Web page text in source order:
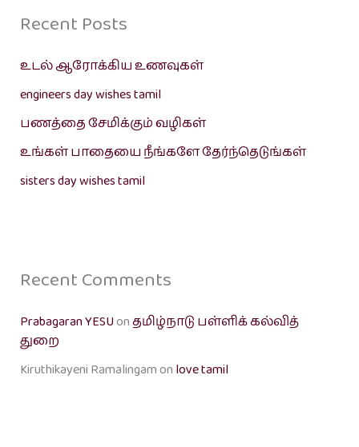
Recent Posts
உடல் ஆரோக்கிய உணவுகள்
engineers day wishes tamil
பணத்தை சேமிக்கும் வழிகள்
உங்கள் பாதையை நீங்களே தேர்ந்தெடுங்கள்
sisters day wishes tamil
Recent Comments
Prabagaran YESUonதமிழ்நாடு பள்ளிக் கல்வித்
துறை
Kiruthikayeni Ramalingamon love tamil